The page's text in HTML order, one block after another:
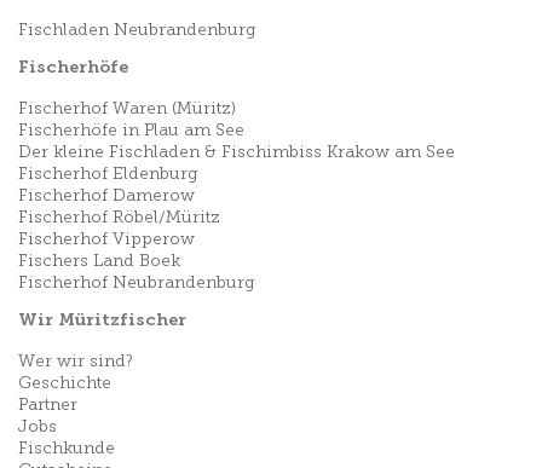
Fischladen Neubrandenburg
Fischerhöfe
Fischerhof Waren (Müritz)
Fischerhöfe in Plau am See
Der kleine Fischladen & Fischimbiss Krakow am See
Fischerhof Eldenburg
Fischerhof Damerow
Fischerhof Röbel/Müritz
Fischerhof Vipperow
Fischers Land Boek
Fischerhof Neubrandenburg
Wir Müritzfischer
Wer wir sind?
Geschichte
Partner
Jobs
Fischkunde